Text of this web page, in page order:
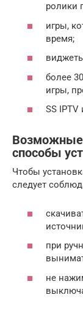
ролики
игры,
время;
более
игры,
SS IPTV
способы
Чтобы
следует
при
не